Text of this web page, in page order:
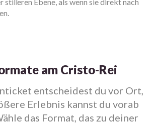
am Cristo-Rei
entscheidest du vor Ort,
Erlebnis kannst du vorab
das Format, das zu deiner